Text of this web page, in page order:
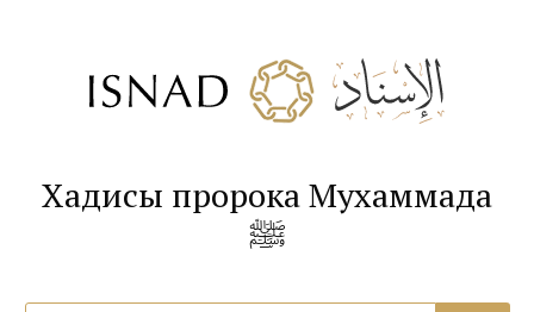
Хадисы пророка Мухаммада
ﷺ